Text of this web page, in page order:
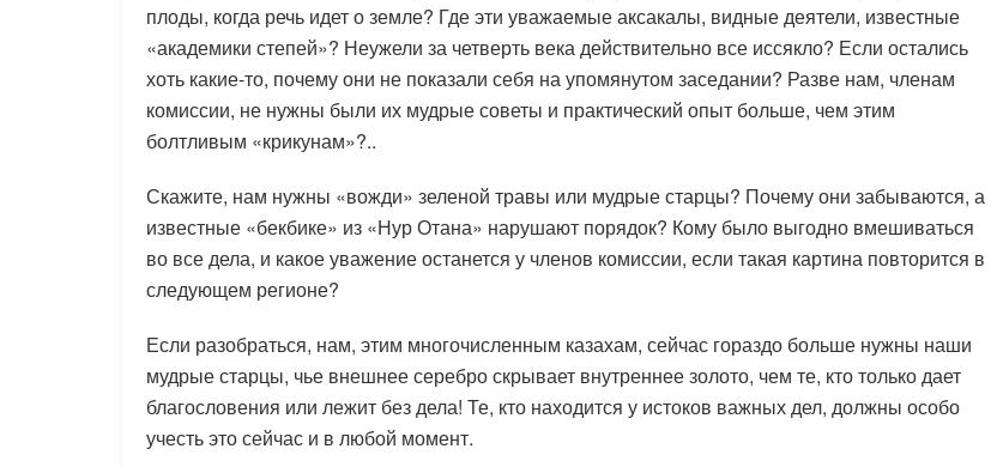
плоды, когда речь идет о земле? Где эти уважаемые аксакалы, видные деятели, известные
«академики степей»? Неужели за четверть века действительно все иссякло? Если остались
хоть какие-то, почему они не показали себя на упомянутом заседании? Разве нам, членам
комиссии, не нужны были их мудрые советы и практический опыт больше, чем этим
болтливым «крикунам»?..
Скажите, нам нужны «вожди» зеленой травы или мудрые старцы? Почему они забываются, а
известные «бекбике» из «Нур Отана» нарушают порядок? Кому было выгодно вмешиваться
во все дела, и какое уважение останется у членов комиссии, если такая картина повторится в
следующем регионе?
Если разобраться, нам, этим многочисленным казахам, сейчас гораздо больше нужны наши
мудрые старцы, чье внешнее серебро скрывает внутреннее золото, чем те, кто только дает
благословения или лежит без дела! Те, кто находится у истоков важных дел, должны особо
учесть это сейчас и в любой момент.